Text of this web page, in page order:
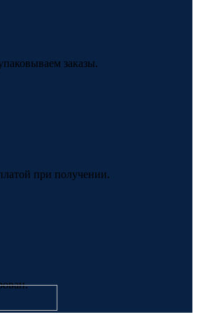
заказы.
при получении.